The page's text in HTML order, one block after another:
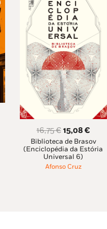
16,75€ O
preço
original
era:
15,08 €O
preço
atual
Biblioteca de Brasov
(Enciclopédia da Estória
Universal 6)
Afonso Cruz